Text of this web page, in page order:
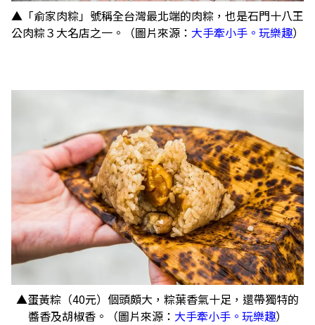
▲「俞家肉粽」號稱全台灣最北端的肉粽，也是石門十八王
公肉粽３大名店之一。（圖片來源： 大手牽小手。玩樂趣）
▲蛋黃粽（40元）個頭頗大，粽葉香氣十足，還帶獨特的
醬香及胡椒香。（圖片來源： 大手牽小手。玩樂趣）